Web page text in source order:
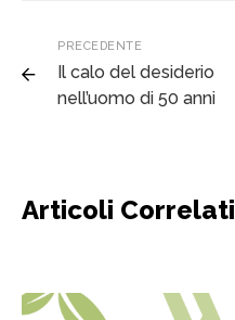
PRECEDENTE
Il calo del desiderio
nell’uomo di 50 anni
Articoli Correlati